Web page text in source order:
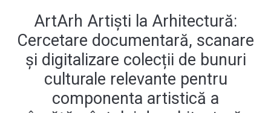
ArtArh Artiști la Arhitectură:
Cercetare documentară, scanare
și digitalizare colecții de bunuri
culturale relevante pentru
componenta artistică a